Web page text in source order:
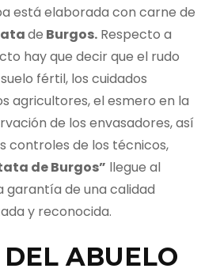
está elaborada con carne de
de Burgos. Respecto a
hay que decir que el rudo
fértil, los cuidados
agricultores, el esmero en la
de los envasadores, así
controles de los técnicos,
de Burgos” llegue al
garantía de una calidad
y reconocida.
DEL ABUELO